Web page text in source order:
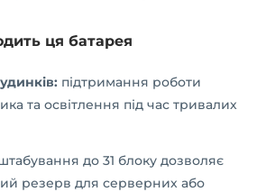
ця батарея
підтримання роботи
та освітлення під час тривалих
до 31 блоку дозволяє
резерв для серверних або